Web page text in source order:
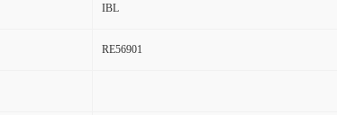
IBL
RE56901